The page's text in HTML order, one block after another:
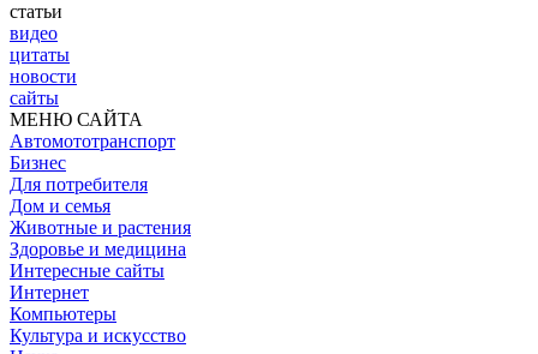
статьи
видео
цитаты
новости
сайты
МЕНЮ САЙТА
Автомототранспорт
Бизнес
Для потребителя
Дом и семья
Животные и растения
Здоровье и медицина
Интересные сайты
Интернет
Компьютеры
Культура и искусство